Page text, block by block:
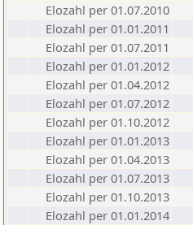
Elozahl per 01.07.2010
Elozahl per 01.01.2011
Elozahl per 01.07.2011
Elozahl per 01.01.2012
Elozahl per 01.04.2012
Elozahl per 01.07.2012
Elozahl per 01.10.2012
Elozahl per 01.01.2013
Elozahl per 01.04.2013
Elozahl per 01.07.2013
Elozahl per 01.10.2013
Elozahl per 01.01.2014